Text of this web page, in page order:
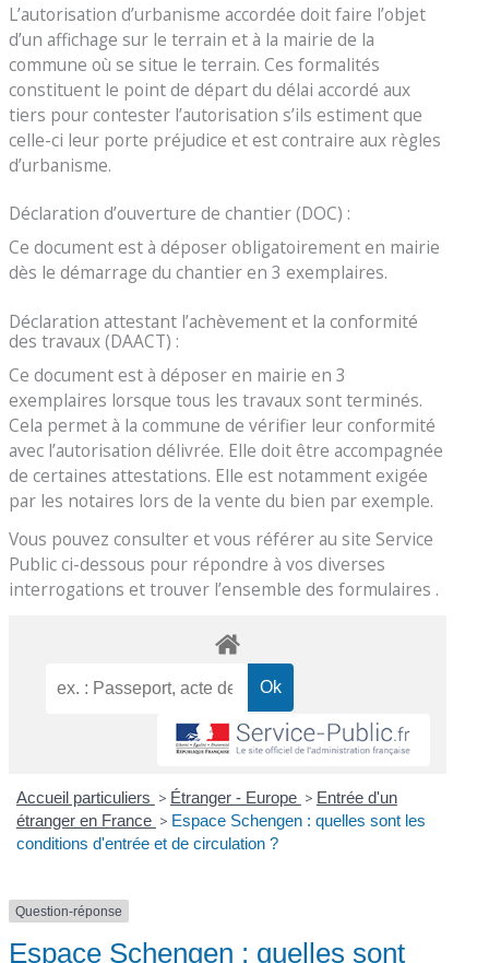
L’autorisation d’urbanisme accordée doit faire l’objet
d’un affichage sur le terrain et à la mairie de la
commune où se situe le terrain. Ces formalités
constituent le point de départ du délai accordé aux
tiers pour contester l’autorisation s’ils estiment que
celle-ci leur porte préjudice et est contraire aux règles
d’urbanisme.
Déclaration d’ouverture de chantier (DOC) :
Ce document est à déposer obligatoirement en mairie
dès le démarrage du chantier en 3 exemplaires.
Déclaration attestant l’achèvement et la conformité
des travaux (DAACT) :
Ce document est à déposer en mairie en 3
exemplaires lorsque tous les travaux sont terminés.
Cela permet à la commune de vérifier leur conformité
avec l’autorisation délivrée. Elle doit être accompagnée
de certaines attestations. Elle est notamment exigée
par les notaires lors de la vente du bien par exemple.
Vous pouvez consulter et vous référer au site Service
Public ci-dessous pour répondre à vos diverses
interrogations et trouver l’ensemble des formulaires .
Accueil particuliers > Étranger - Europe > Entrée d'un
étranger en France > Espace Schengen : quelles sont les
conditions d'entrée et de circulation ?
Question-réponse
Espace Schengen : quelles sont